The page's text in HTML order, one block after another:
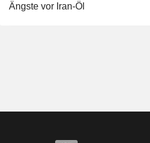
Ängste vor Iran-Öl